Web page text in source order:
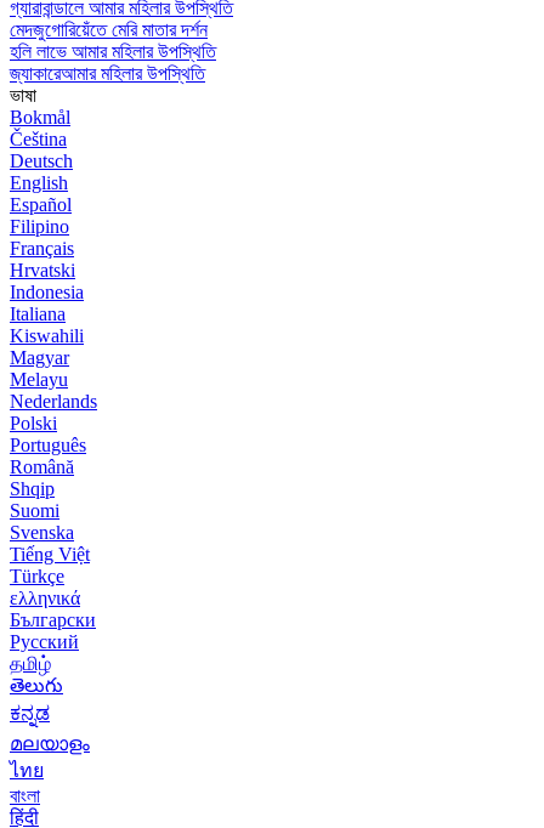
গ্যারাবান্ডালে আমার মহিলার উপস্থিতি
মেদজুগোরিয়েঁতে মেরি মাতার দর্শন
হলি লাভে আমার মহিলার উপস্থিতি
জ্যাকারেআমার মহিলার উপস্থিতি
ভাষা
Bokmål
Čeština
Deutsch
English
Español
Filipino
Français
Hrvatski
Indonesia
Italiana
Kiswahili
Magyar
Melayu
Nederlands
Polski
Português
Română
Shqip
Suomi
Svenska
Tiếng Việt
Türkçe
ελληνικά
Български
Русский
தமிழ்
తెలుగు
ಕನ್ನಡ
മലയാളം
ไทย
বাংলা
हिंदी